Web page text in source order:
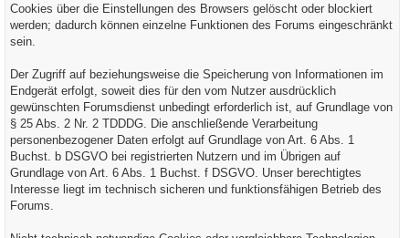
Cookies über die Einstellungen des Browsers gelöscht oder blockiert
werden; dadurch können einzelne Funktionen des Forums eingeschränkt
sein.
Der Zugriff auf beziehungsweise die Speicherung von Informationen im
Endgerät erfolgt, soweit dies für den vom Nutzer ausdrücklich
gewünschten Forumsdienst unbedingt erforderlich ist, auf Grundlage von
§ 25 Abs. 2 Nr. 2 TDDDG. Die anschließende Verarbeitung
personenbezogener Daten erfolgt auf Grundlage von Art. 6 Abs. 1
Buchst. b DSGVO bei registrierten Nutzern und im Übrigen auf
Grundlage von Art. 6 Abs. 1 Buchst. f DSGVO. Unser berechtigtes
Interesse liegt im technisch sicheren und funktionsfähigen Betrieb des
Forums.